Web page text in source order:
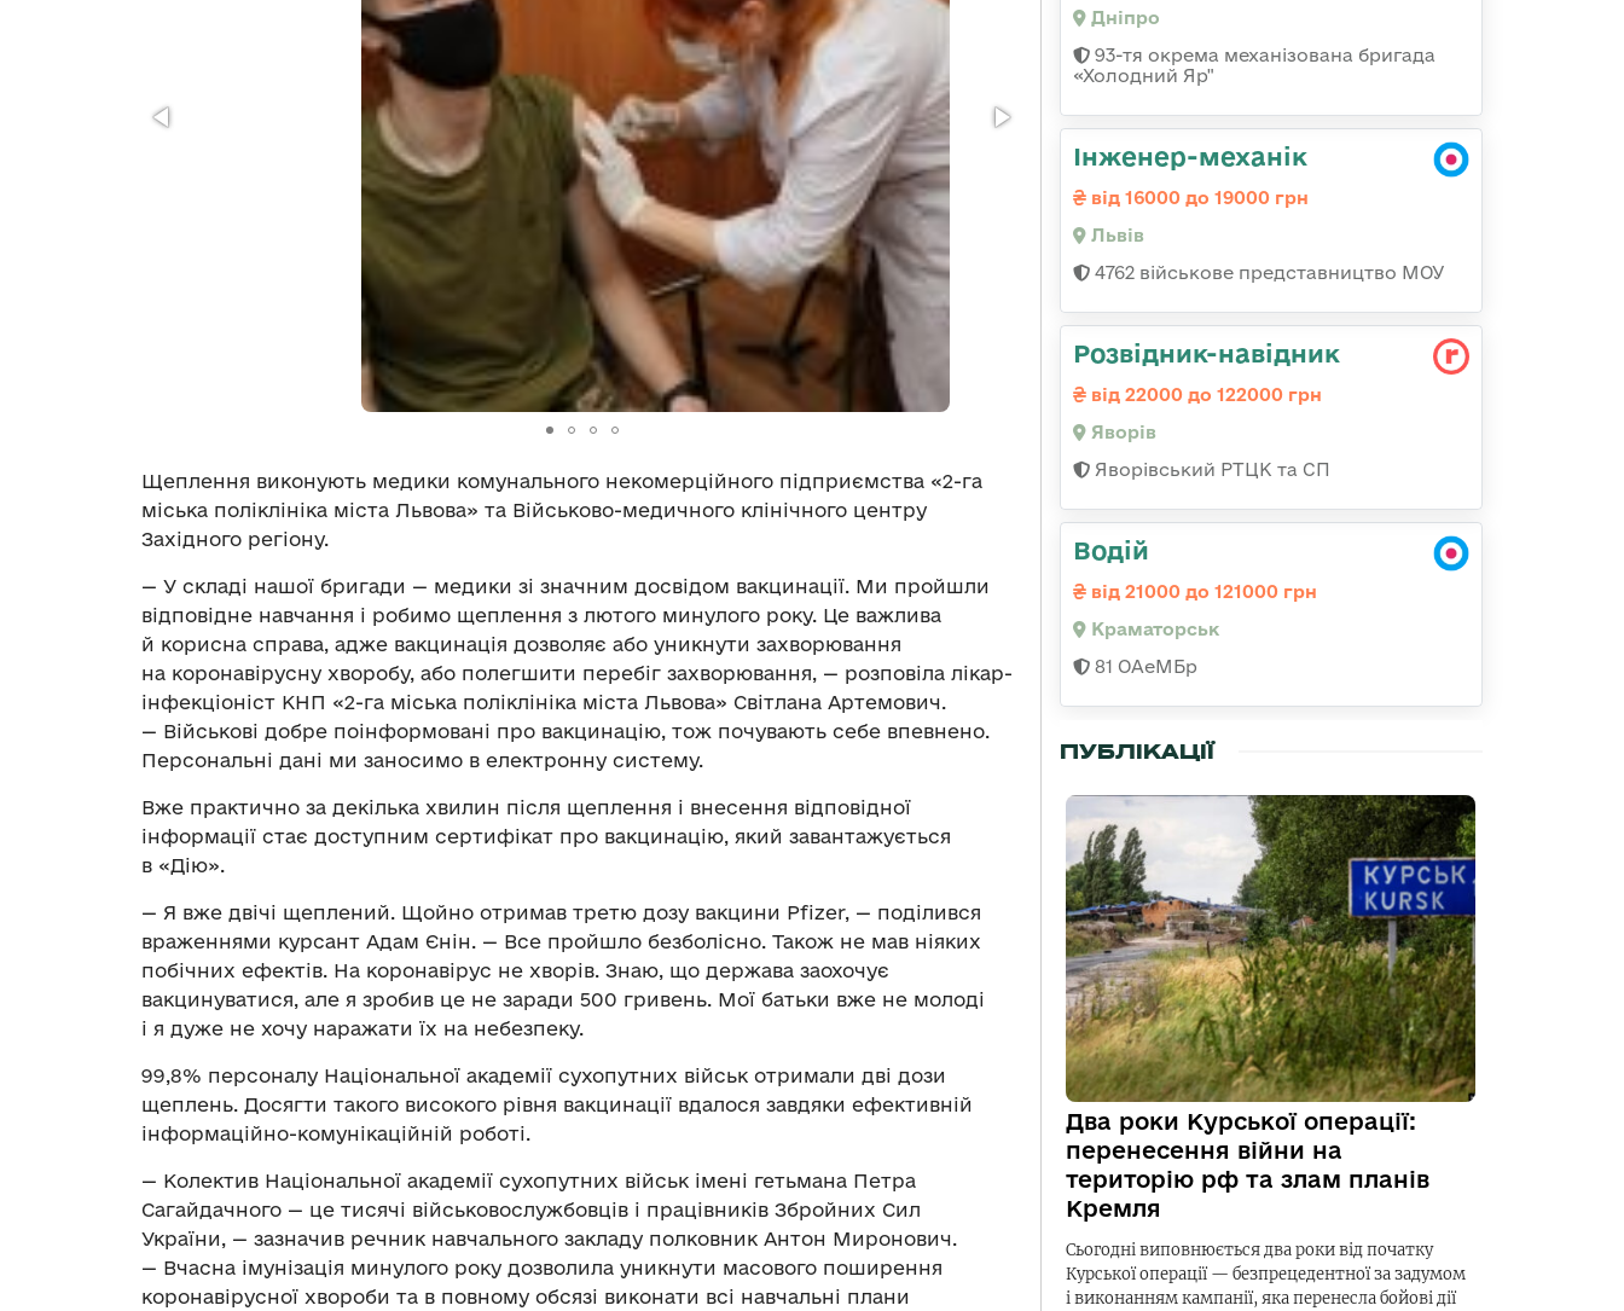
Щеплення виконують медики комунального некомерційного підприємства «2-га
міська поліклініка міста Львова» та Військово-медичного клінічного центру
Західного регіону.
— У складі нашої бригади — медики зі значним досвідом вакцинації. Ми пройшли
відповідне навчання і робимо щеплення з лютого минулого року. Це важлива
й корисна справа, адже вакцинація дозволяє або уникнути захворювання
на коронавірусну хворобу, або полегшити перебіг захворювання, — розповіла лікар-
інфекціоніст КНП «2-га міська поліклініка міста Львова» Світлана Артемович.
— Військові добре поінформовані про вакцинацію, тож почувають себе впевнено.
Персональні дані ми заносимо в електронну систему.
Вже практично за декілька хвилин після щеплення і внесення відповідної
інформації стає доступним сертифікат про вакцинацію, який завантажується
в «Дію».
— Я вже двічі щеплений. Щойно отримав третю дозу вакцини Pfizer, — поділився
враженнями курсант Адам Єнін. — Все пройшло безболісно. Також не мав ніяких
побічних ефектів. На коронавірус не хворів. Знаю, що держава заохочує
вакцинуватися, але я зробив це не заради 500 гривень. Мої батьки вже не молоді
і я дуже не хочу наражати їх на небезпеку.
99,8% персоналу Національної академії сухопутних військ отримали дві дози
щеплень. Досягти такого високого рівня вакцинації вдалося завдяки ефективній
інформаційно-комунікаційній роботі.
— Колектив Національної академії сухопутних військ імені гетьмана Петра
Сагайдачного — це тисячі військовослужбовців і працівників Збройних Сил
України, — зазначив речник навчального закладу полковник Антон Миронович.
— Вчасна імунізація минулого року дозволила уникнути масового поширення
коронавірусної хвороби та в повному обсязі виконати всі навчальні плани
Дніпро
93-тя окрема механізована бригада
«Холодний Яр"
Інженер-механік
від 16000 до 19000 грн
Львів
4762 військове представництво МОУ
Розвідник-навідник
від 22000 до 122000 грн
Яворів
Яворівський РТЦК та СП
Водій
від 21000 до 121000 грн
Краматорськ
81 ОАеМБр
ПУБЛІКАЦІЇ
Два роки Курської операції:
перенесення війни на
територію рф та злам планів
Кремля
Сьогодні виповнюється два роки від початку
Курської операції — безпрецедентної за задумом
і виконанням кампанії, яка перенесла бойові дії